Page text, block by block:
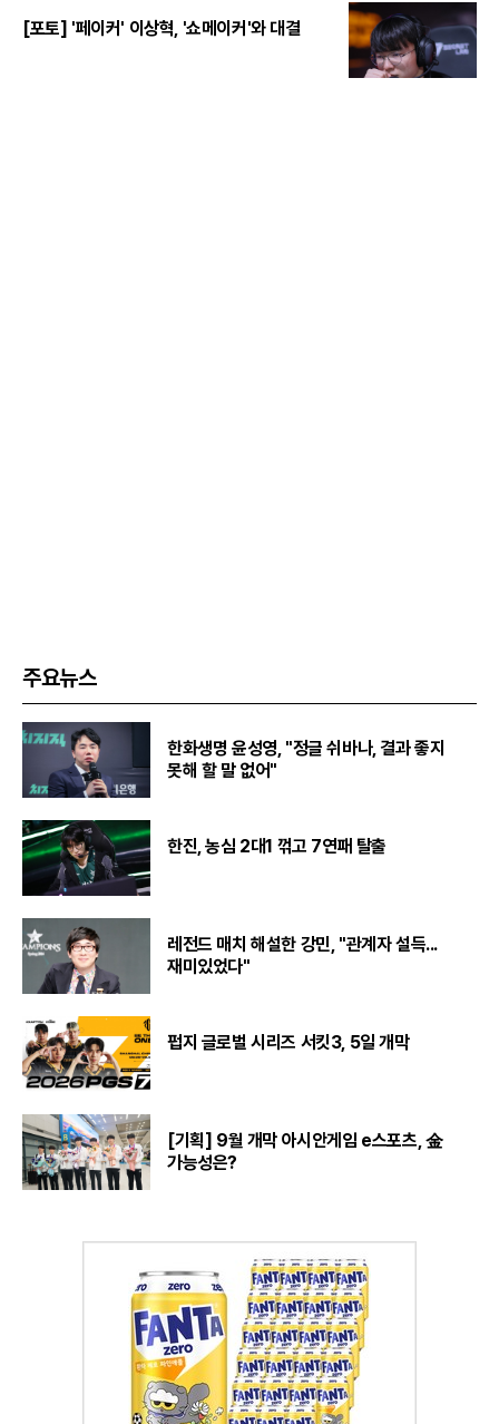
[포토] '페이커' 이상혁, '쇼메이커'와 대결
주요뉴스
한화생명 윤성영, "정글 쉬바나, 결과 좋지
못해 할 말 없어"
한진, 농심 2대1 꺾고 7연패 탈출
레전드 매치 해설한 강민, "관계자 설득...
재미있었다"
펍지 글로벌 시리즈 서킷3, 5일 개막
[기획] 9월 개막 아시안게임 e스포츠, 金
가능성은?